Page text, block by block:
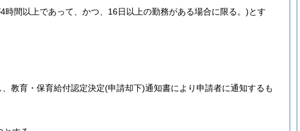
時間以上であって、かつ、16日以上の勤務がある場合に限る。)とす
教育・保育給付認定決定(申請却下)通知書により申請者に通知するも